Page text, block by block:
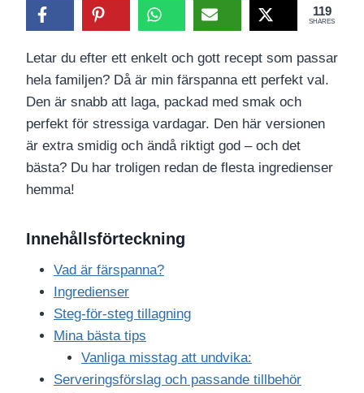
119
SHARES
Letar du efter ett enkelt och gott recept som passar
hela familjen? Då är min färspanna ett perfekt val.
Den är snabb att laga, packad med smak och
perfekt för stressiga vardagar. Den här versionen
är extra smidig och ändå riktigt god – och det
bästa? Du har troligen redan de flesta ingredienser
hemma!
Innehållsförteckning
Vad är färspanna?
Ingredienser
Steg-för-steg tillagning
Mina bästa tips
Vanliga misstag att undvika:
Serveringsförslag och passande tillbehör